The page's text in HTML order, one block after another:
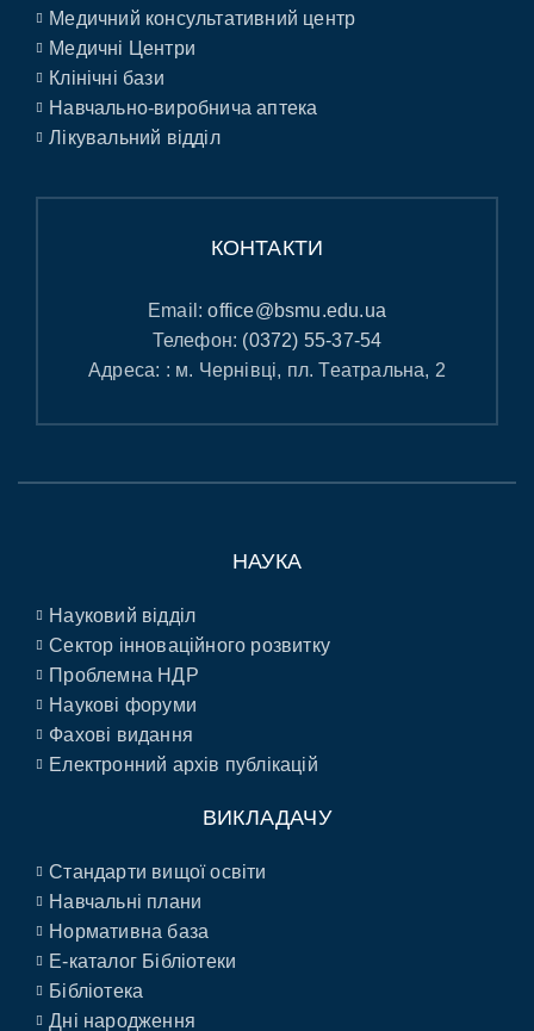
Медичний консультативний центр
Медичні Центри
Клінічні бази
Навчально-виробнича аптека
Лікувальний відділ
КОНТАКТИ
Email:office@bsmu.edu.ua
Телефон: (0372) 55-37-54
Адреса: : м. Чернівці, пл. Театральна, 2
НАУКА
Науковий відділ
Сектор інноваційного розвитку
Проблемна НДР
Наукові форуми
Фахові видання
Електронний архів публікацій
ВИКЛАДАЧУ
Стандарти вищої освіти
Навчальні плани
Нормативна база
E-каталог Бібліотеки
Бібліотека
Дні народження